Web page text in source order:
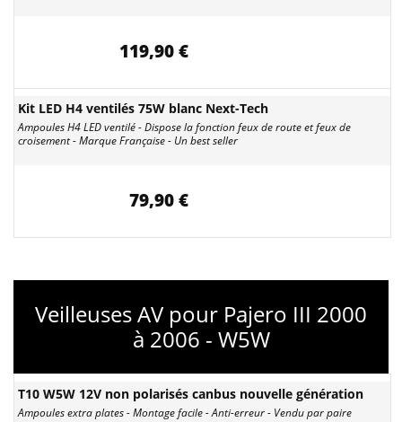
119,90 €
Kit LED H4 ventilés 75W blanc Next-Tech
Ampoules H4 LED ventilé - Dispose la fonction feux de route et feux de
croisement - Marque Française - Un best seller
79,90 €
Veilleuses AV pour Pajero III 2000
à 2006 - W5W
T10 W5W 12V non polarisés canbus nouvelle génération
Ampoules extra plates - Montage facile - Anti-erreur - Vendu par paire